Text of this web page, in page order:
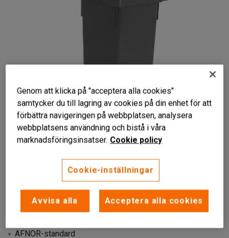
Liknande produkter
AFNOR-standard
Genom att klicka på "acceptera alla cookies"
samtycker du till lagring av cookies på din enhet för att
förbättra navigeringen på webbplatsen, analysera
webbplatsens användning och bistå i våra
marknadsföringsinsatser. Cookie policy
Cookie-inställningar
Avvisa alla Acceptera alla cookies